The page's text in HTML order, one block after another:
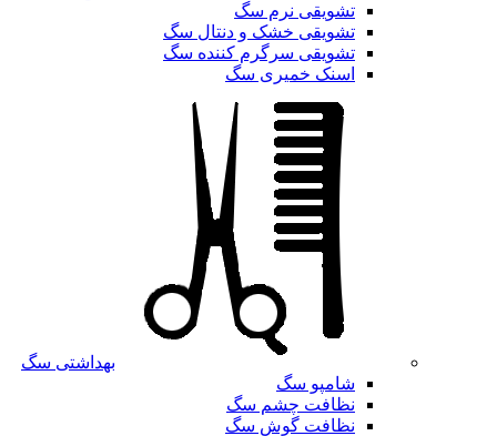
تشویقی نرم سگ
تشویقی خشک و دنتال سگ
تشویقی سرگرم کننده سگ
اسنک خمیری سگ
بهداشتی سگ
شامپو سگ
نظافت چشم سگ
نظافت گوش سگ